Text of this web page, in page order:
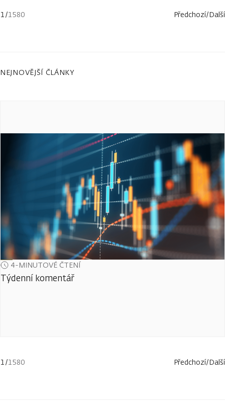
1 /1580 Předchozí/Další
NEJNOVĚJŠÍ ČLÁNKY
4-MINUTOVÉ ČTENÍ
Týdenní komentář
1 /1580 Předchozí/Další